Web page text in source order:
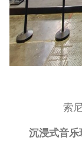
索
沉浸式音